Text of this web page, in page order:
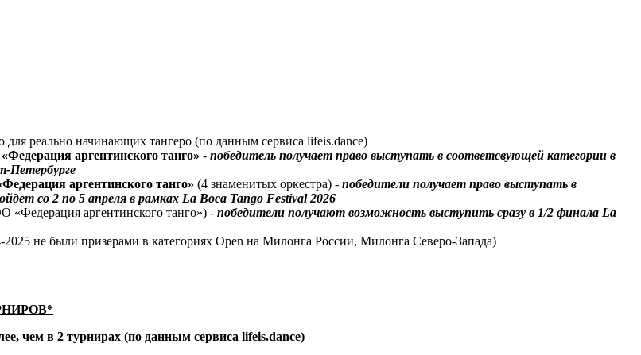
для реально начинающих тангеро (по данным сервиса lifeis.dance)
аргентинского танго» - победитель получает право выступать в соответсвующей категории в
Петербурге
аргентинского танго» (4 знаменитых оркестра) - победители получает право выступать в
со 2 по 5 апреля в рамках La Boca Tango Festival 2026
аргентинского танго») - победители получают возможность выступить сразу в 1/2 финала La
2025 не были призерами в категориях Open на Милонга России, Милонга Северо-Запада)
чем в 2 турнирах (по данным сервиса lifeis.dance)